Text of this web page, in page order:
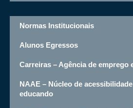
Normas Institucionais
Alunos Egressos
Carreiras – Agência de emprego
NAAE – Núcleo de
educando